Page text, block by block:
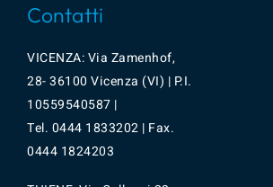
Contatti
VICENZA: Via Zamenhof,
28- 36100 Vicenza (VI) | P.I.
10559540587 |
Tel. 0444 1833202 | Fax.
0444 1824203